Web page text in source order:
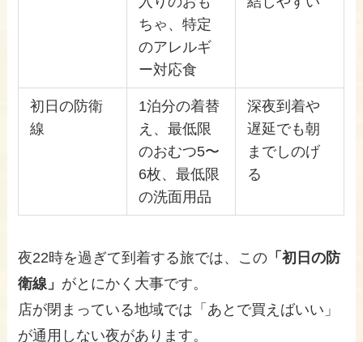
ちゃ、特定
のアレルギ
ー対応食
初日の防衛
線
1泊分の着替
え、最低限
のおむつ5〜
6枚、最低限
の洗面用品
深夜到着や
遅延でも朝
までしのげ
る
夜22時を過ぎて到着する旅では、この 「初日の防
衛線」 がとにかく大事です。
店が閉まっている地域では「あとで買えばいい」
が通用しない夜があります。